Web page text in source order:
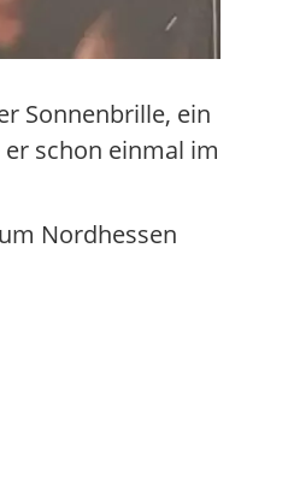
Sonnenbrille, ein
schon einmal im
Nordhessen